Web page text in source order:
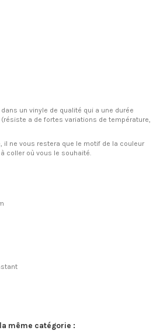
un vinyle de qualité qui a une durée
a de fortes variations de température,
il ne vous restera que le motif de la couleur
coller où vous le souhaité.
même catégorie :